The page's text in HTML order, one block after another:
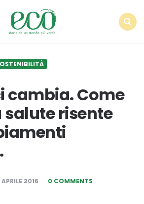
cambia. Come
risente
APRILE 2016 0 COMMENTS